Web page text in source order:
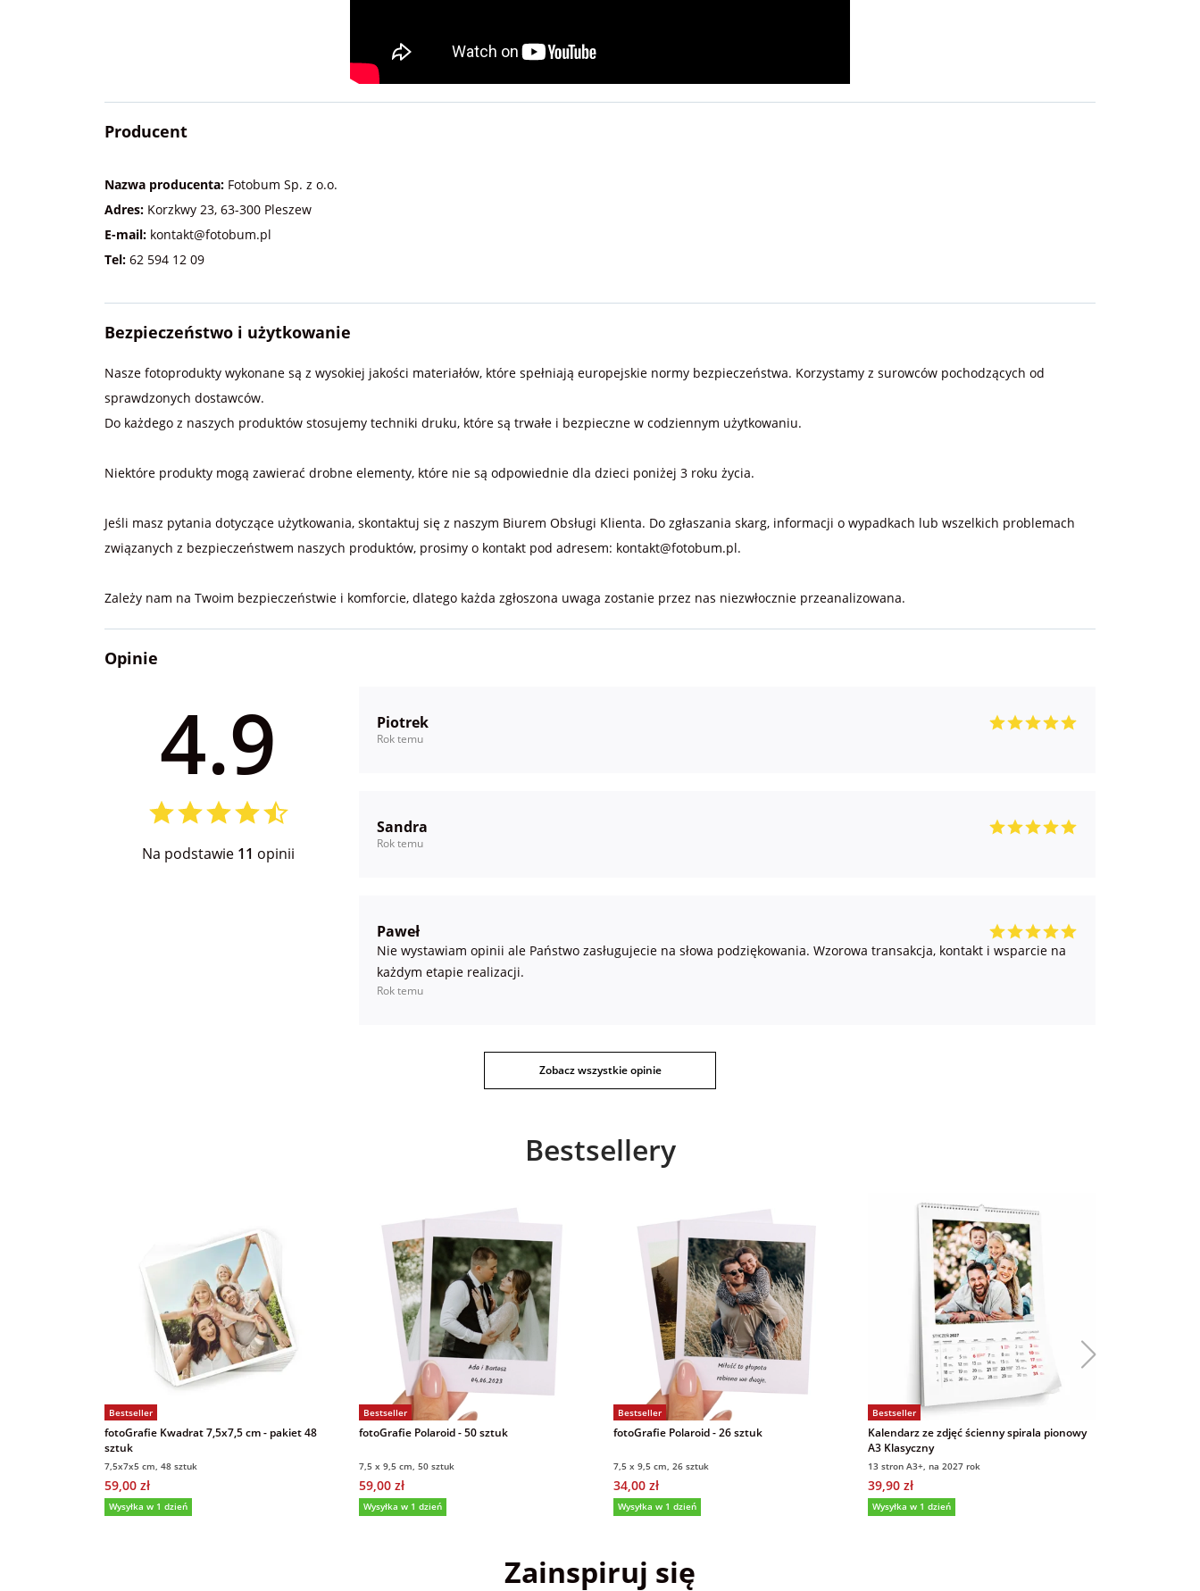
Producent
Nazwa producenta: Fotobum Sp. z o.o.
Adres: Korzkwy 23, 63-300 Pleszew
E-mail: kontakt@fotobum.pl
Tel: 62 594 12 09
Bezpieczeństwo i użytkowanie
Nasze fotoprodukty wykonane są z wysokiej jakości materiałów, które spełniają europejskie normy bezpieczeństwa. Korzystamy z surowców pochodzących od
sprawdzonych dostawców.
Do każdego z naszych produktów stosujemy techniki druku, które są trwałe i bezpieczne w codziennym użytkowaniu.
Niektóre produkty mogą zawierać drobne elementy, które nie są odpowiednie dla dzieci poniżej 3 roku życia.
Jeśli masz pytania dotyczące użytkowania, skontaktuj się z naszym Biurem Obsługi Klienta. Do zgłaszania skarg, informacji o wypadkach lub wszelkich problemach
związanych z bezpieczeństwem naszych produktów, prosimy o kontakt pod adresem: kontakt@fotobum.pl.
Zależy nam na Twoim bezpieczeństwie i komforcie, dlatego każda zgłoszona uwaga zostanie przez nas niezwłocznie przeanalizowana.
Opinie
4.9
Na podstawie 11 opinii
Piotrek
Rok temu
Sandra
Rok temu
Paweł
Nie wystawiam opinii ale Państwo zasługujecie na słowa podziękowania. Wzorowa transakcja, kontakt i wsparcie na
każdym etapie realizacji.
Rok temu
Zobacz wszystkie opinie
Bestsellery
Bestseller
fotoGrafie Kwadrat 7,5x7,5 cm - pakiet 48
sztuk
7,5x7x5 cm, 48 sztuk
59,00 zł
Wysyłka w 1 dzień
5,0 (36)
Bestseller
fotoGrafie Polaroid - 50 sztuk
7,5 x 9,5 cm, 50 sztuk
59,00 zł
Wysyłka w 1 dzień
5,0 (151)
Bestseller
fotoGrafie Polaroid - 26 sztuk
7,5 x 9,5 cm, 26 sztuk
34,00 zł
Wysyłka w 1 dzień
5,0 (660)
Bestseller
Kalendarz ze zdjęć ścienny spirala pionowy
A3 Klasyczny
13 stron A3+, na 2027 rok
39,90 zł
Wysyłka w 1 dzień
5,0 (1469)
Zainspiruj się